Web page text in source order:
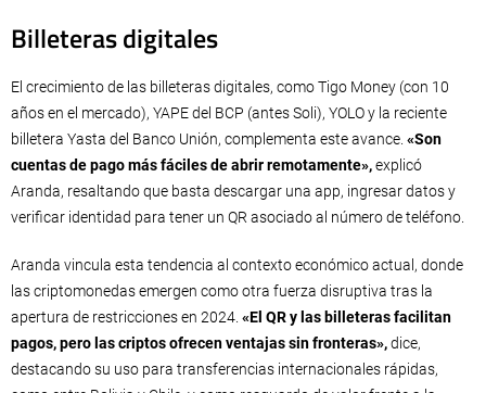
Billeteras digitales
El crecimiento de las billeteras digitales, como Tigo Money (con 10
años en el mercado), YAPE del BCP (antes Soli), YOLO y la reciente
billetera Yasta del Banco Unión, complementa este avance. «Son
cuentas de pago más fáciles de abrir remotamente»,explicó
Aranda, resaltando que basta descargar una app, ingresar datos y
verificar identidad para tener un QR asociado al número de teléfono.
Aranda vincula esta tendencia al contexto económico actual, donde
las criptomonedas emergen como otra fuerza disruptiva tras la
apertura de restricciones en 2024. «El QR y las billeteras facilitan
pagos, pero las criptos ofrecen ventajas sin fronteras»,dice,
destacando su uso para transferencias internacionales rápidas,